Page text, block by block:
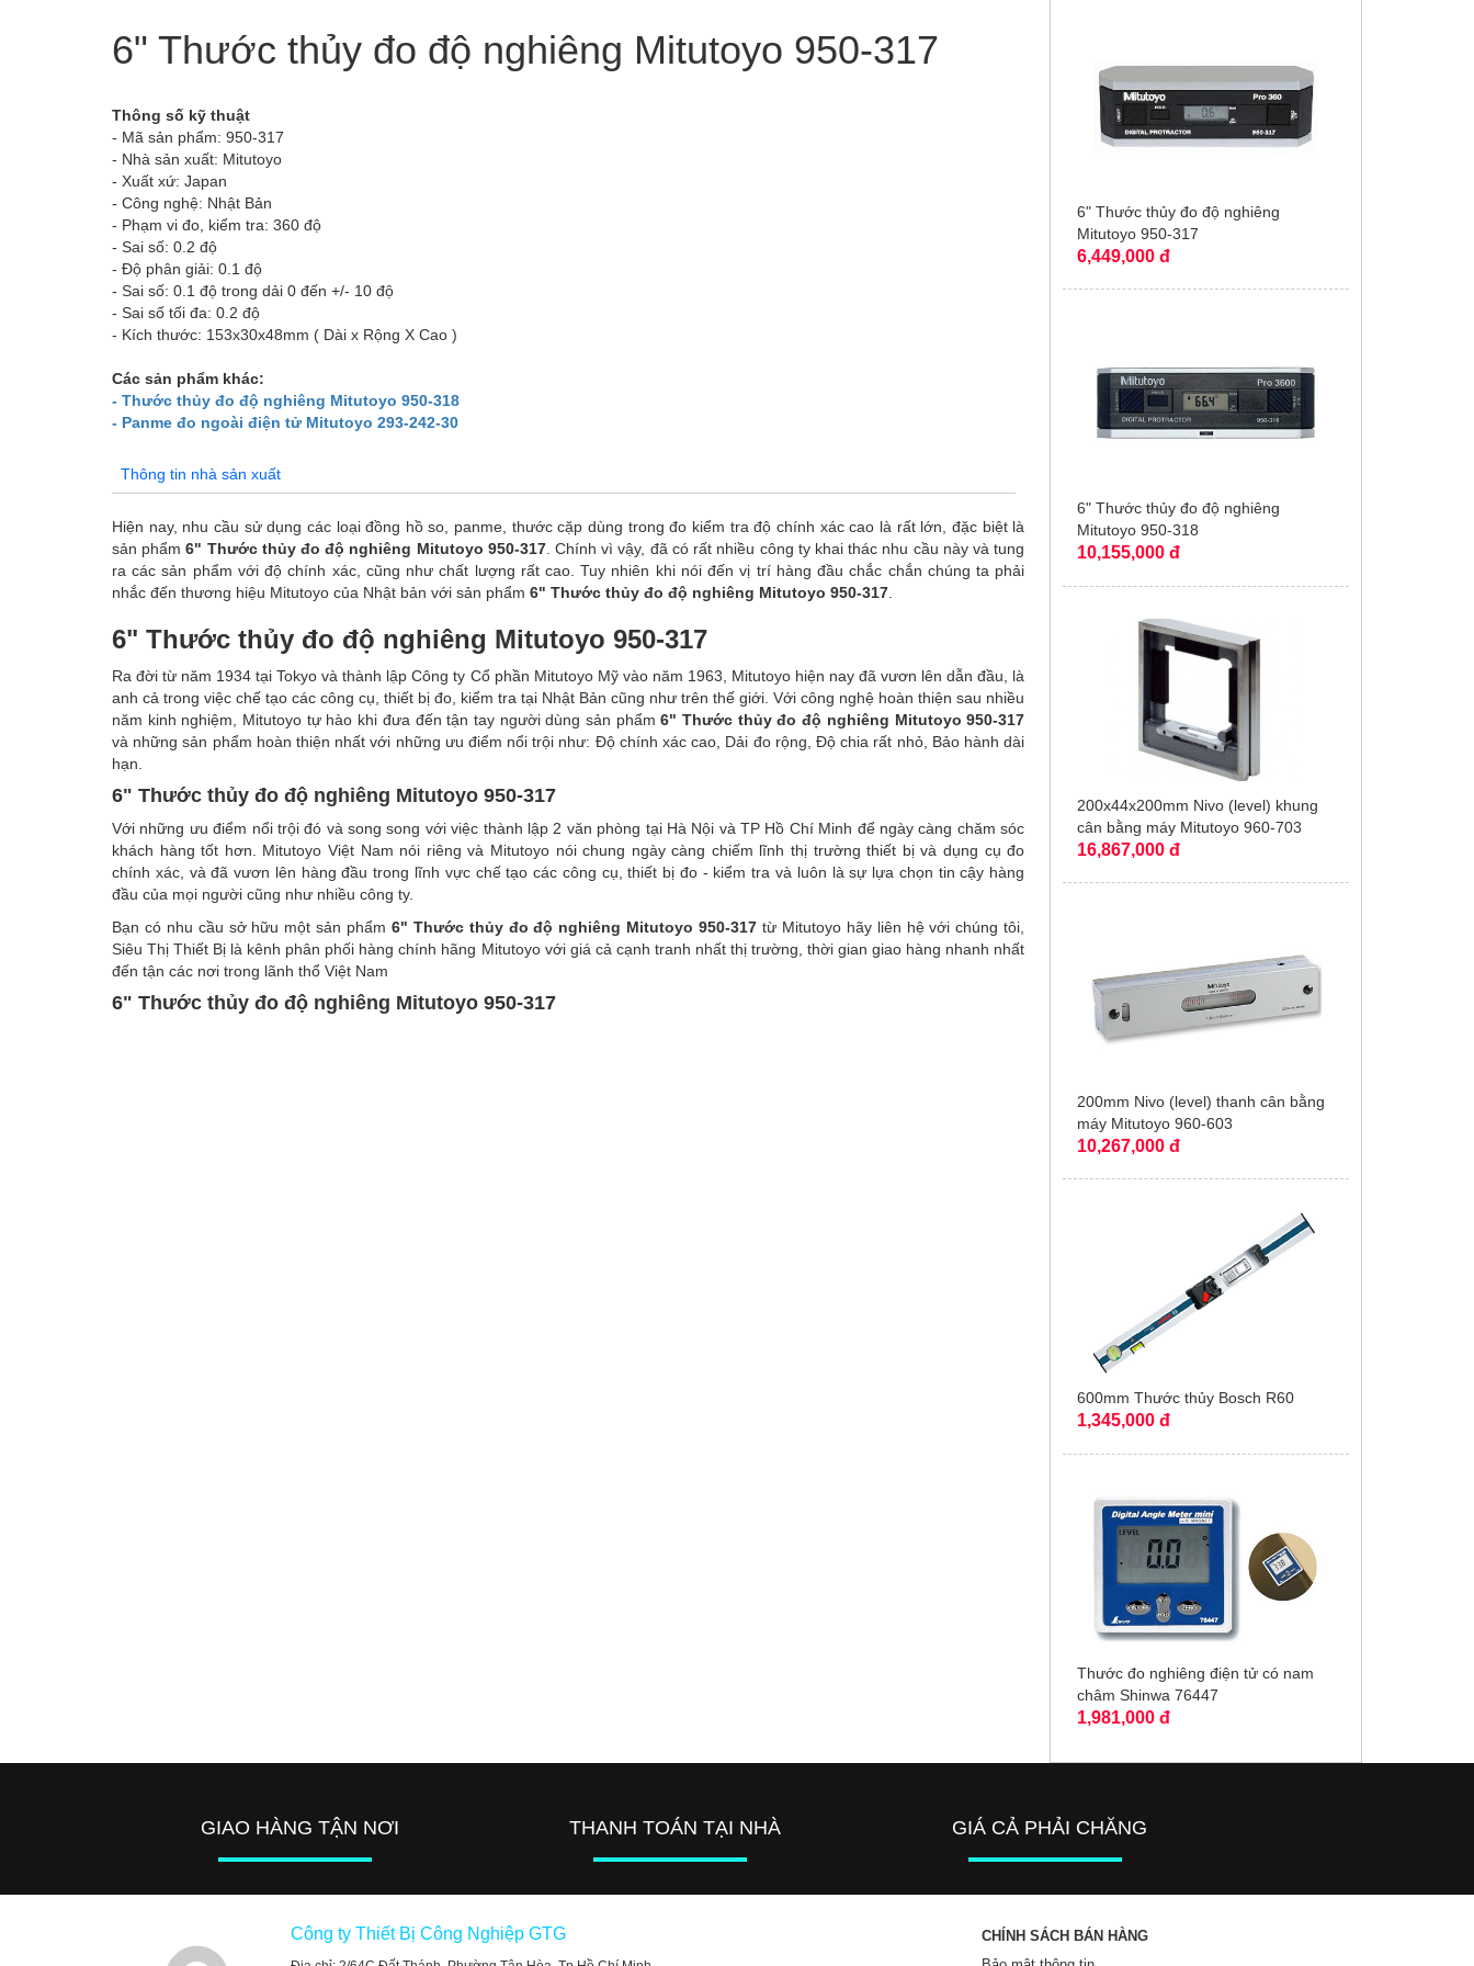
6" Thước thủy đo độ nghiêng Mitutoyo 950-317
Thông số kỹ thuật
- Mã sản phẩm: 950-317
- Nhà sản xuất: Mitutoyo
- Xuất xứ: Japan
- Công nghệ: Nhật Bản
- Phạm vi đo, kiểm tra: 360 độ
- Sai số: 0.2 độ
- Độ phân giải: 0.1 độ
- Sai số: 0.1 độ trong dải 0 đến +/- 10 độ
- Sai số tối đa: 0.2 độ
- Kích thước: 153x30x48mm ( Dài x Rộng X Cao )
Các sản phẩm khác:
- Thước thủy đo độ nghiêng Mitutoyo 950-318
- Panme đo ngoài điện tử Mitutoyo 293-242-30
Thông tin nhà sản xuất
Hiện nay, nhu cầu sử dụng các loại đồng hồ so, panme, thước cặp dùng trong đo kiểm tra độ chính xác cao là rất lớn, đặc biệt là
sản phẩm6" Thước thủy đo độ nghiêng Mitutoyo 950-317. Chính vì vậy, đã có rất nhiều công ty khai thác nhu cầu này và tung
ra các sản phẩm với độ chính xác, cũng như chất lượng rất cao. Tuy nhiên khi nói đến vị trí hàng đầu chắc chắn chúng ta phải
nhắc đến thương hiệu Mitutoyo của Nhật bản với sản phẩm 6" Thước thủy đo độ nghiêng Mitutoyo 950-317.
6" Thước thủy đo độ nghiêng Mitutoyo 950-317
Ra đời từ năm 1934 tại Tokyo và thành lập Công ty Cổ phần Mitutoyo Mỹ vào năm 1963, Mitutoyo hiện nay đã vươn lên dẫn đầu, là
anh cả trong việc chế tạo các công cụ, thiết bị đo, kiểm tra tại Nhật Bản cũng như trên thế giới. Với công nghệ hoàn thiện sau nhiều
năm kinh nghiệm, Mitutoyo tự hào khi đưa đến tận tay người dùng sản phẩm6" Thước thủy đo độ nghiêng Mitutoyo 950-317
và những sản phẩm hoàn thiện nhất với những ưu điểm nổi trội như: Độ chính xác cao, Dải đo rộng, Độ chia rất nhỏ, Bảo hành dài
hạn.
6" Thước thủy đo độ nghiêng Mitutoyo 950-317
Với những ưu điểm nổi trội đó và song song với việc thành lập 2 văn phòng tại Hà Nội và TP Hồ Chí Minh để ngày càng chăm sóc
khách hàng tốt hơn. Mitutoyo Việt Nam nói riêng và Mitutoyo nói chung ngày càng chiếm lĩnh thị trường thiết bị và dụng cụ đo
chính xác, và đã vươn lên hàng đầu trong lĩnh vực chế tạo các công cụ, thiết bị đo - kiểm tra và luôn là sự lựa chọn tin cậy hàng
đầu của mọi người cũng như nhiều công ty.
Bạn có nhu cầu sở hữu một sản phẩm 6" Thước thủy đo độ nghiêng Mitutoyo 950-317từ Mitutoyo hãy liên hệ với chúng tôi,
Siêu Thị Thiết Bị là kênh phân phối hàng chính hãng Mitutoyo với giá cả cạnh tranh nhất thị trường, thời gian giao hàng nhanh nhất
đến tận các nơi trong lãnh thổ Việt Nam
6" Thước thủy đo độ nghiêng Mitutoyo 950-317
6" Thước thủy đo độ nghiêng
Mitutoyo 950-317
6,449,000 đ
6" Thước thủy đo độ nghiêng
Mitutoyo 950-318
10,155,000 đ
200x44x200mm Nivo (level) khung
cân bằng máy Mitutoyo 960-703
16,867,000 đ
200mm Nivo (level) thanh cân bằng
máy Mitutoyo 960-603
10,267,000 đ
600mm Thước thủy Bosch R60
1,345,000 đ
Thước đo nghiêng điện tử có nam
châm Shinwa 76447
1,981,000 đ
GIAO HÀNG TẬN NƠI THANH TOÁN TẠI NHÀ GIÁ CẢ PHẢI CHĂNG
Công ty Thiết Bị Công Nghiệp GTG
CHÍNH SÁCH BÁN HÀNG